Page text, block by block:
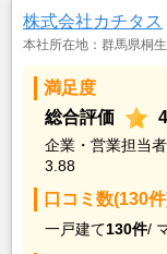
株式会社カチタス
本社所在地：群馬県桐
満足度
総合評価
企業・営業担当
3.88
口コミ数(130
一戸建て130件/